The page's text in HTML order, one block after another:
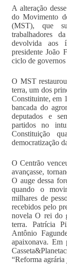
A alteração
do Movimento
(MST), que
trabalhadores
devolvida aos
presidente João
ciclo de
O MST
terra, um dos
Constituinte, em
bancada do
deputados e
partidos no
Constituição
democratização
O Centrão
avançasse,
O auge dessa
quando o
milhares de
recebidos pelo
novela O rei do
terra. Patrícia
Antônio
apaixonava. Em
“Reforma agrária